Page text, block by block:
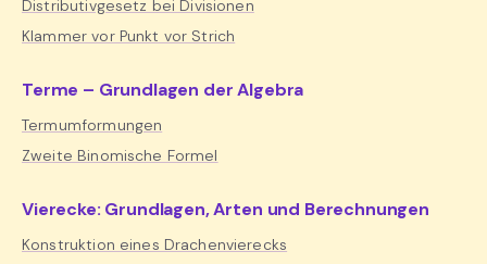
Distributivgesetz bei Divisionen
Klammer vor Punkt vor Strich
Terme – Grundlagen der Algebra
Termumformungen
Zweite Binomische Formel
Vierecke: Grundlagen, Arten und Berechnungen
Konstruktion eines Drachenvierecks